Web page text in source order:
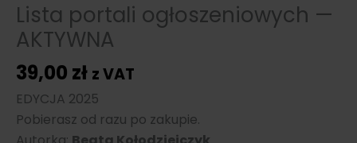
Lista portali ogłoszeniowych —
AKTYWNA
39,00 zł z VAT
EDYCJA 2025
Pobierasz od razu po zakupie.